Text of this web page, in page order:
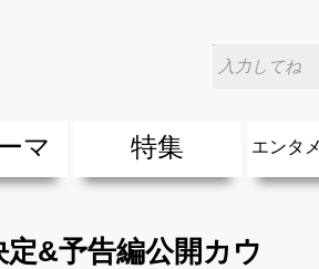
ミュージック)
の人気＆おすすめ
マ
ト曲&流行・話題の歌
すめ
ング
(恋愛ソング)
歌詞が泣ける歌
ング・青春ソング
部活応援ソング
&入学ソング
気・話題・流行・おすすめな邦楽＆
プリで10・20代に人気&おすすめな曲
受験応援ソング 知識に役立つ歌
ング
ソング)
ソング&秋の歌
マスソング
・やる気が出る曲・明るい曲・楽し
上がる歌&盛り上がる曲
る歌&ありがとうソング(感謝の歌)
・旅立ちの歌
ング
BGM
グ&お祝いの歌
グソング・結婚式の曲
曲の雰囲気別
メドレー
合唱)曲
・年齢別 人気音楽
癒しの音楽(リラックス・ヒーリング)
スト
特集
エンタメ
エンタ
音楽ニ
エンタ
定&予告編公開カウ